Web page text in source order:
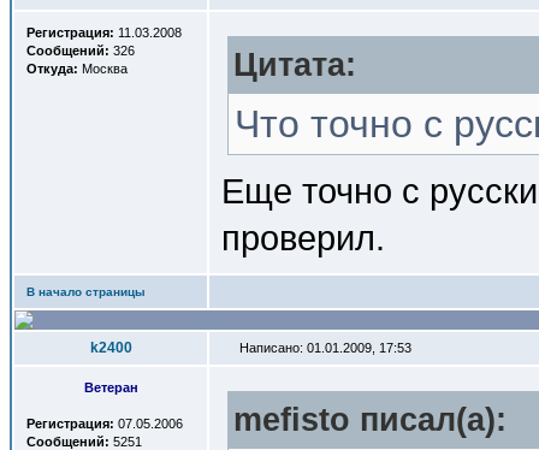
Регистрация: 11.03.2008
Сообщений: 326
Откуда: Москва Цитата:
Что точно с
Еще точно с
проверил.
В начало страницы
k2400 Написано: 01.01.2009, 17:53
Ветеран
Регистрация: 07.05.2006
Сообщений: 5251
mefisto писал(a):